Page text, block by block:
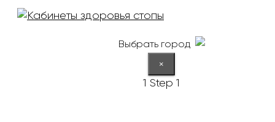
Выбрать город
×
1 Step 1